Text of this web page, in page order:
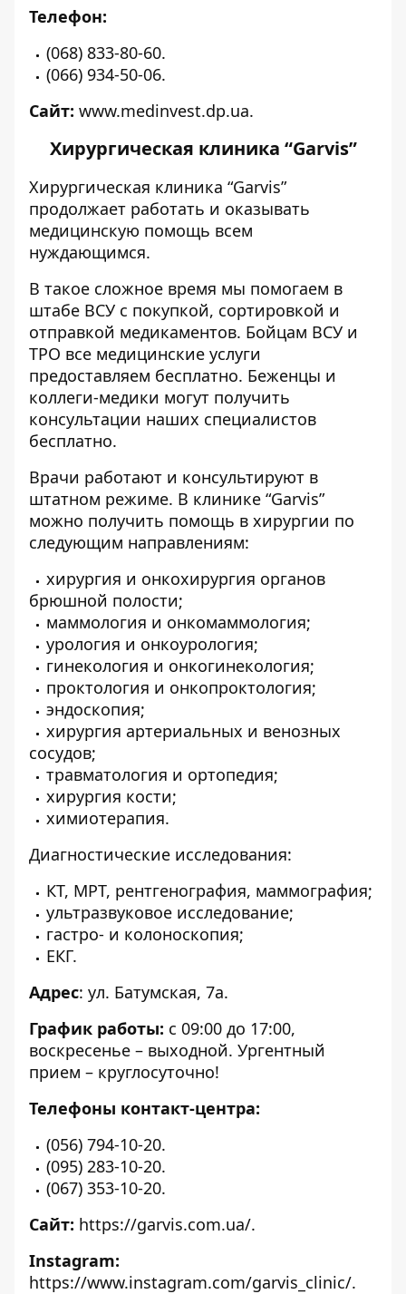
Телефон:
(068) 833-80-60.
(066) 934-50-06.
Сайт: www.medinvest.dp.ua.
Хирургическая клиника “Garvis”
Хирургическая клиника “Garvis”
продолжает работать и оказывать
медицинскую помощь всем
нуждающимся.
В такое сложное время мы помогаем в
штабе ВСУ с покупкой, сортировкой и
отправкой медикаментов. Бойцам ВСУ и
ТРО все медицинские услуги
предоставляем бесплатно. Беженцы и
коллеги-медики могут получить
консультации наших специалистов
бесплатно.
Врачи работают и консультируют в
штатном режиме. В клинике “Garvis”
можно получить помощь в хирургии по
следующим направлениям:
хирургия и онкохирургия органов
брюшной полости;
маммология и онкомаммология;
урология и онкоурология;
гинекология и онкогинекология;
проктология и онкопроктология;
эндоскопия;
хирургия артериальных и венозных
сосудов;
травматология и ортопедия;
хирургия кости;
химиотерапия.
Диагностические исследования:
КТ, МРТ, рентгенография, маммография;
ультразвуковое исследование;
гастро- и колоноскопия;
ЕКГ.
Адрес: ул. Батумская, 7а.
График работы: с 09:00 до 17:00,
воскресенье – выходной. Ургентный
прием – круглосуточно!
Телефоны контакт-центра:
(056) 794-10-20.
(095) 283-10-20.
(067) 353-10-20.
Сайт: https://garvis.com.ua/.
Instagram:
https://www.instagram.com/garvis_clinic/.